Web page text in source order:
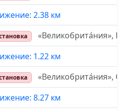
2.38 км
«Великобрита́ния»,
1.22 км
«Великобрита́ния»,
8.27 км